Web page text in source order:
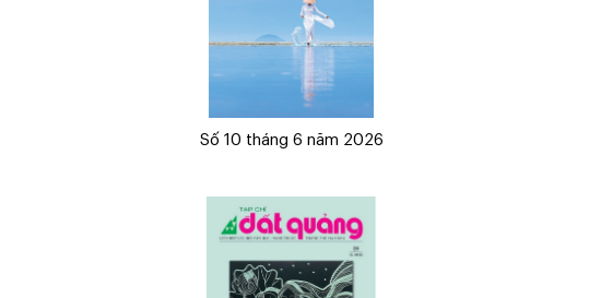
Số 10 tháng 6 năm 2026